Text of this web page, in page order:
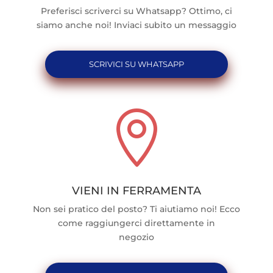
Preferisci scriverci su Whatsapp? Ottimo, ci
siamo anche noi! Inviaci subito un messaggio
SCRIVICI SU WHATSAPP

VIENI IN FERRAMENTA
Non sei pratico del posto? Ti aiutiamo noi! Ecco
come raggiungerci direttamente in
negozio